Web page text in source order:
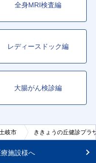
全身MRI検査編
レディースドック編
大腸がん検診編
岐市 ききょうの丘健診プラ
療施設様へ